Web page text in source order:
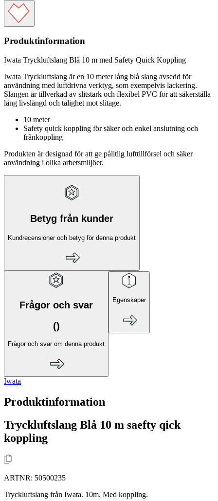
Produktinformation
Iwata Tryckluftslang Blå 10 m med Safety Quick Koppling
Iwata Tryckluftslang är en 10 meter lång blå slang avsedd för
användning med luftdrivna verktyg, som exempelvis lackering.
Slangen är tillverkad av slitstark och flexibel PVC för att säkerställa
lång livslängd och tålighet mot slitage.
10 meter
Safety quick koppling för säker och enkel anslutning och
frånkoppling
Produkten är designad för att ge pålitlig lufttillförsel och säker
användning i olika arbetsmiljöer.
Betyg från kunder
Kundrecensioner och betyg för denna produkt
Frågor och svar
()
Frågor och svar om denna produkt
Egenskaper
Iwata
Produktinformation
Tryckluftslang Blå 10 m saefty qick
koppling
ARTNR: 50500235
Tryckluftslang från Iwata. 10m. Med koppling.